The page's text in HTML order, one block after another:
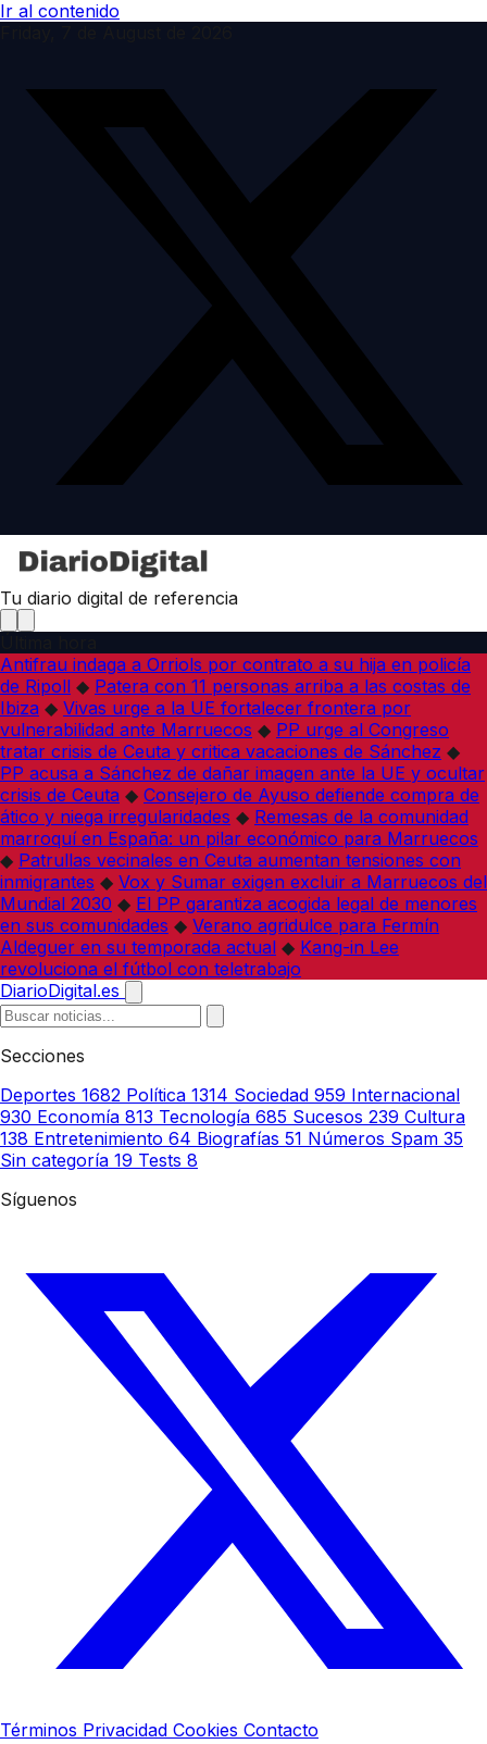
Ir al contenido
Tu diario digital de referencia
Antifrau indaga a Orriols por contrato a su hija en policía
de Ripoll ◆ Patera con 11 personas arriba a las costas de
Ibiza ◆ Vivas urge a la UE fortalecer frontera por
vulnerabilidad ante Marruecos ◆ PP urge al Congreso
tratar crisis de Ceuta y critica vacaciones de Sánchez ◆
PP acusa a Sánchez de dañar imagen ante la UE y ocultar
crisis de Ceuta ◆ Consejero de Ayuso defiende compra de
ático y niega irregularidades ◆ Remesas de la comunidad
marroquí en España: un pilar económico para Marruecos
◆ Patrullas vecinales en Ceuta aumentan tensiones con
inmigrantes ◆ Vox y Sumar exigen excluir a Marruecos del
Mundial 2030 ◆ El PP garantiza acogida legal de menores
en sus comunidades ◆ Verano agridulce para Fermín
Aldeguer en su temporada actual ◆ Kang-in Lee
revoluciona el fútbol con teletrabajo
DiarioDigital.es
Secciones
Deportes 1682 Política 1314 Sociedad 959 Internacional
930 Economía 813 Tecnología 685 Sucesos 239 Cultura
138 Entretenimiento 64 Biografías 51 Números Spam 35
Sin categoría 19 Tests 8
Síguenos
Términos Privacidad Cookies Contacto